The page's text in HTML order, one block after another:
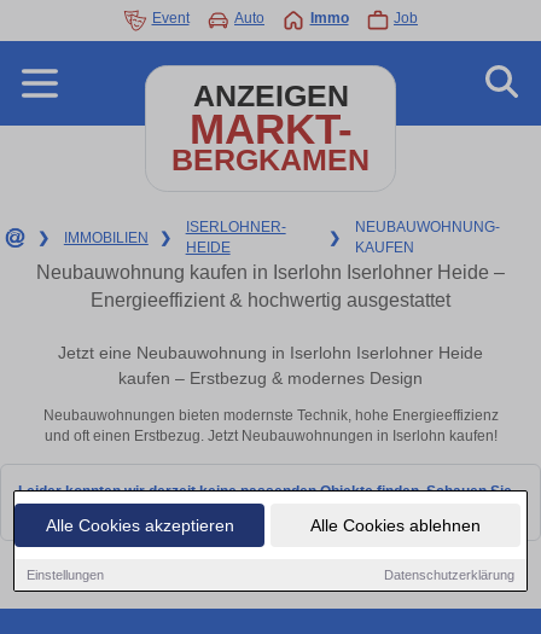
Alle Cookies akzeptieren Alle Cookies ablehnen
Einstellungen Datenschutzerklärung
Event Auto Immo Job
ANZEIGEN
MARKT-
BERGKAMEN
❯ IMMOBILIEN ❯
ISERLOHNER-
HEIDE
❯
NEUBAUWOHNUNG-
KAUFEN
Neubauwohnung kaufen in Iserlohn Iserlohner Heide –
Energieeffizient & hochwertig ausgestattet
Jetzt eine Neubauwohnung in Iserlohn Iserlohner Heide
kaufen – Erstbezug & modernes Design
Neubauwohnungen bieten modernste Technik, hohe Energieeffizienz
und oft einen Erstbezug. Jetzt Neubauwohnungen in Iserlohn kaufen!
Leider konnten wir derzeit keine passenden Objekte finden. Schauen Sie